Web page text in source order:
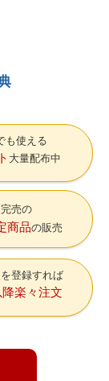
も使える
大量配布中
売の
商品の販売
登録すれば
楽々注文